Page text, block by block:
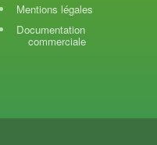
Mentions légales
Documentation
commerciale